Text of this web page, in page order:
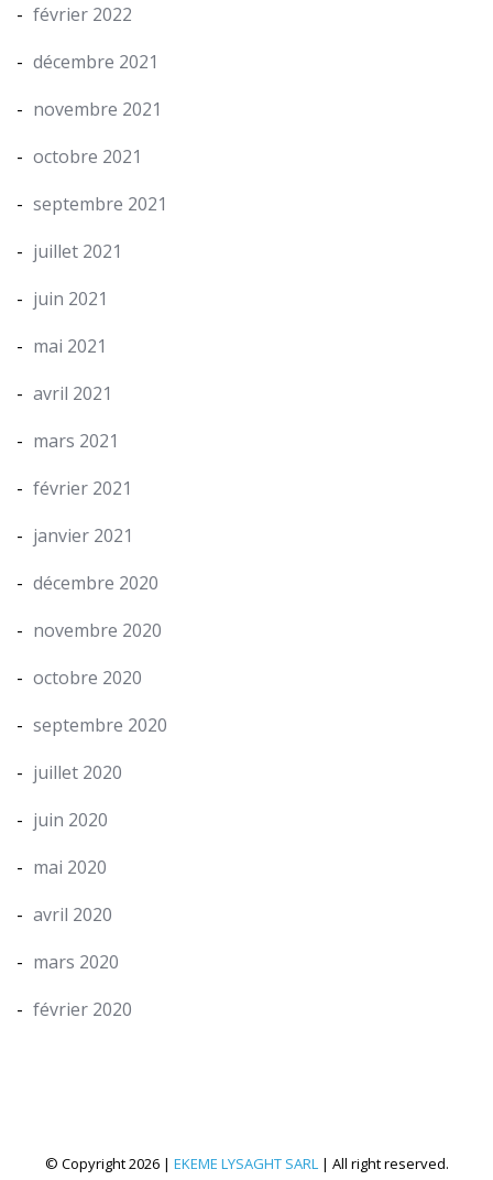
février 2022
décembre 2021
novembre 2021
octobre 2021
septembre 2021
juillet 2021
juin 2021
mai 2021
avril 2021
mars 2021
février 2021
janvier 2021
décembre 2020
novembre 2020
octobre 2020
septembre 2020
juillet 2020
juin 2020
mai 2020
avril 2020
mars 2020
février 2020
© Copyright 2026 | EKEME LYSAGHT SARL | All right reserved.